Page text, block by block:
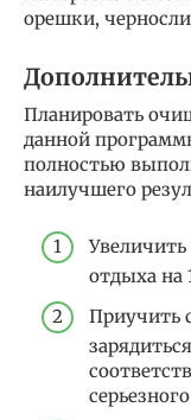
орешки,
Планировать
данной
полностью
наилучшего
отдыха на
Приучить